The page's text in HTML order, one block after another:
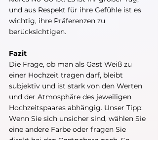
und aus Respekt für ihre Gefühle ist es
wichtig, ihre Präferenzen zu
berücksichtigen.
Fazit
Die Frage, ob man als Gast Weiß zu
einer Hochzeit tragen darf, bleibt
subjektiv und ist stark von den Werten
und der Atmosphäre des jeweiligen
Hochzeitspaares abhängig. Unser Tipp:
Wenn Sie sich unsicher sind, wählen Sie
eine andere Farbe oder fragen Sie
direkt bei den Gastgebern nach. So